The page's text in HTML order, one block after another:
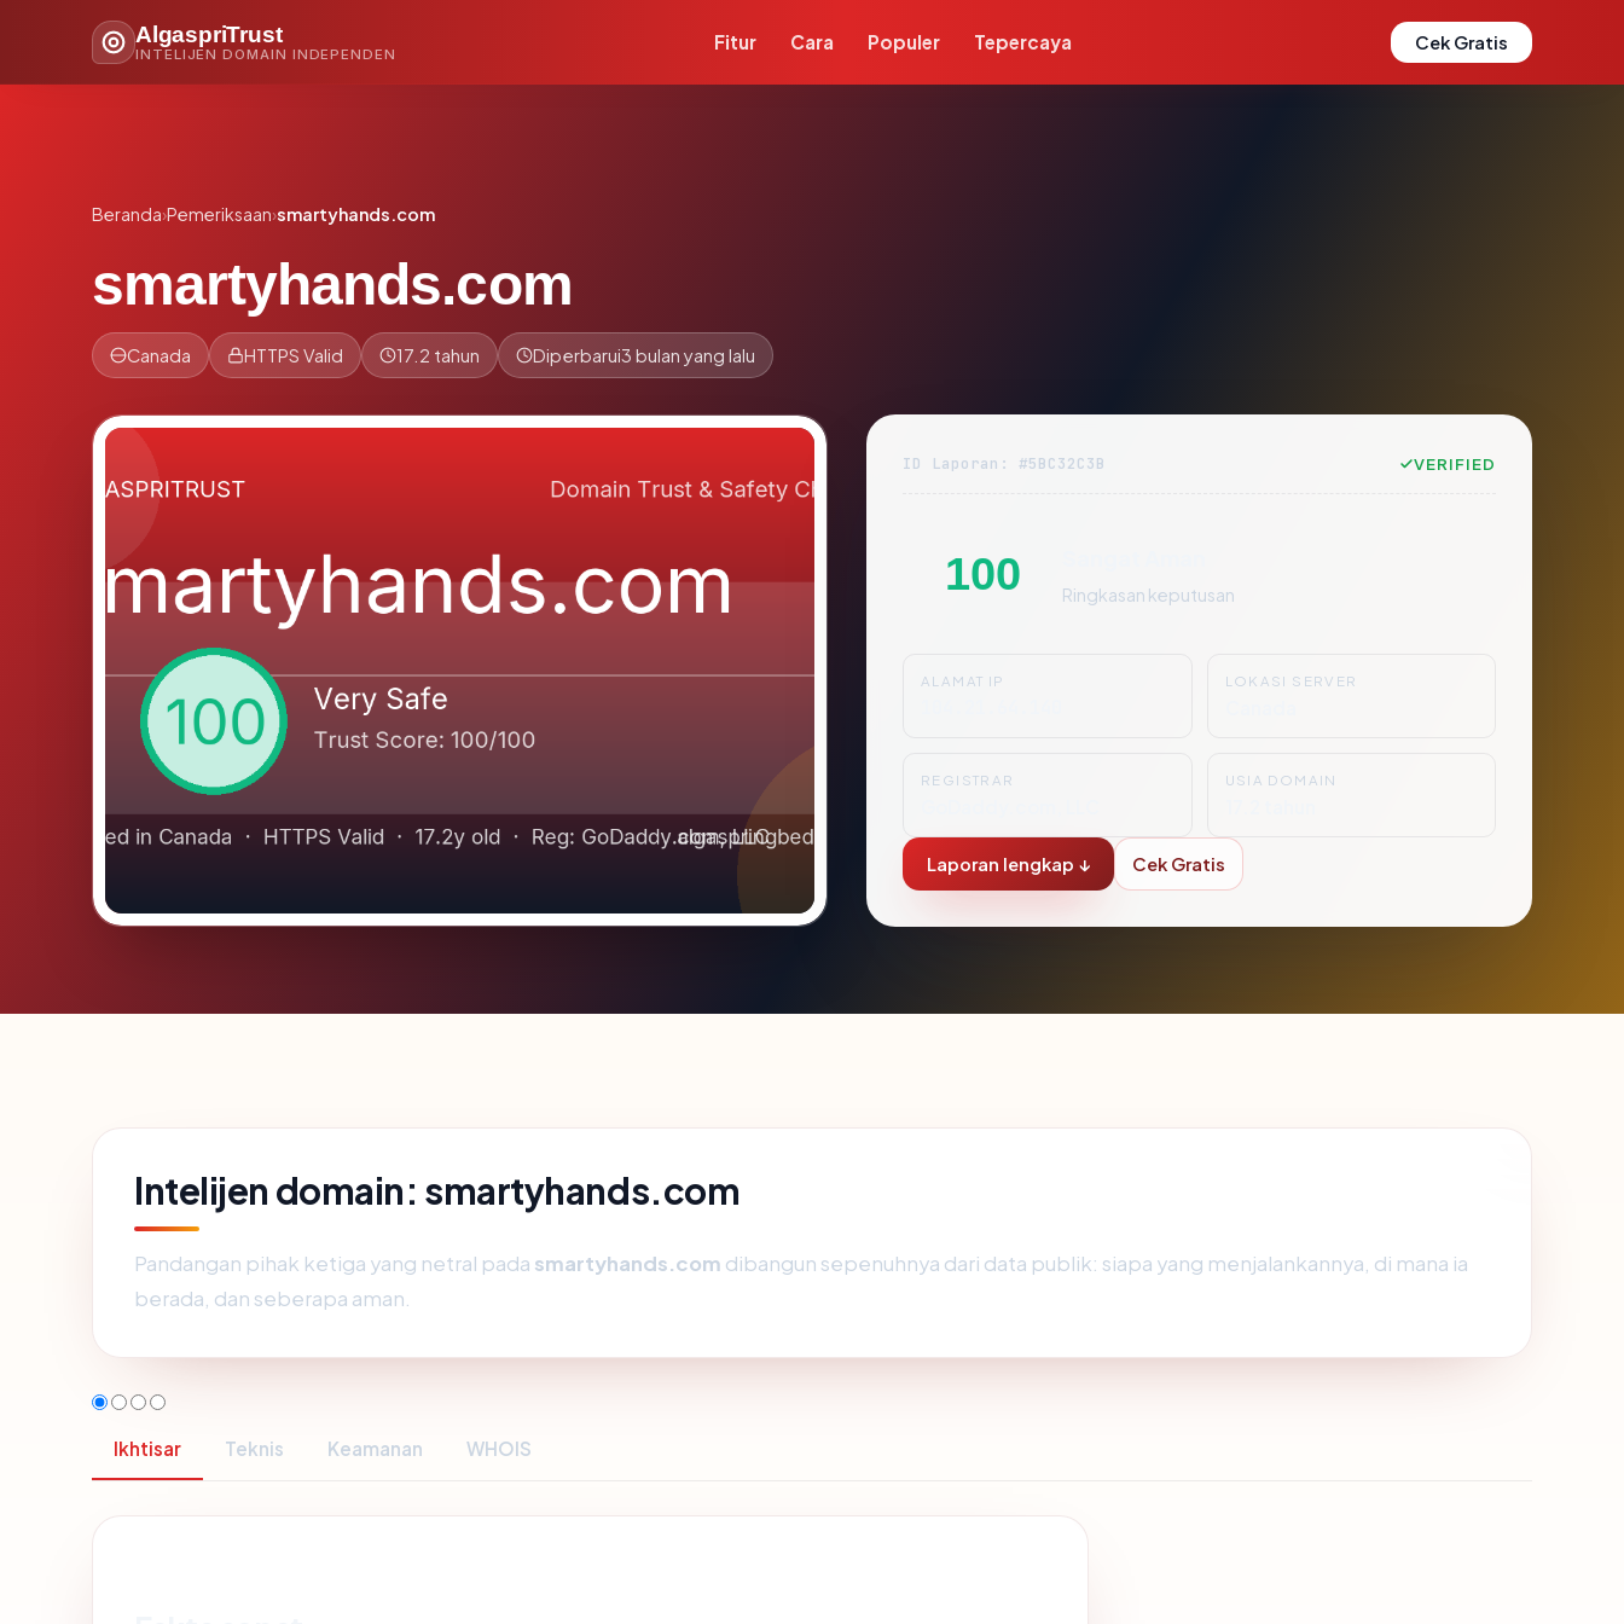
AlgaspriTrust
INTELIJEN DOMAIN INDEPENDEN
Fitur Cara Populer Tepercaya Cek Gratis
Beranda›Pemeriksaan›smartyhands.com
smartyhands.com
Canada HTTPS Valid 17.2 tahun Diperbarui3 bulan yang lalu
ID Laporan: #5BC32C3B VERIFIED
100 Ringkasan keputusan
ALAMAT IP LOKASI SERVER
REGISTRAR USIA DOMAIN
Laporan lengkap ↓ Cek Gratis
Intelijen domain: smartyhands.com
Pandangan pihak ketiga yang netral pada smartyhands.com dibangun sepenuhnya dari data publik: siapa yang menjalankannya, di mana ia
berada, dan seberapa aman.
Ikhtisar Teknis Keamanan WHOIS